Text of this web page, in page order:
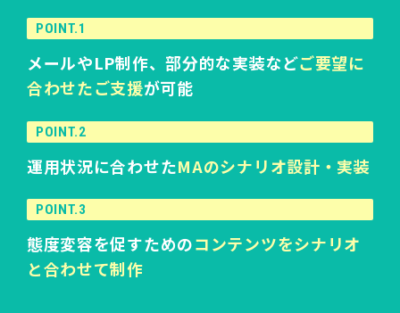
POINT.1
メールやLP制作、部分的な実装などご要望に
合わせたご支援が可能
POINT.2
運用状況に合わせたMAのシナリオ設計・実装
POINT.3
態度変容を促すためのコンテンツをシナリオ
と合わせて制作